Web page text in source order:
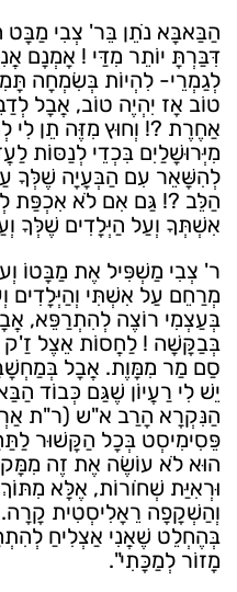
הַבַּאבָּא נֹתֵן בֵּר' צְבִי מַבָּט
דִּבַּרְתָּ יוֹתֵר מִדַּי ! אָמְנָם
לְגַמְרֵי- לִהְיוֹת בְּשִׂמְחָה
טוֹב אָז יִהְיֶה טוֹב, אֲבָל
אַחֶרֶת ?! וְחוּץ מִזֶּה תֵן לִי
מִיְּרוּשָׁלַיִם בִּכְדֵי לְנַסּוֹת
לְהִשָּׁאֵר עִם הַבְּעָיָה שֶׁלְּךָ
הַלֵּב ?! גַּם אִם לֹא אִכְפַּת
אִשְׁתְּךָ וְעַל הַיְּלָדִים שֶׁלְּךָ
ר' צְבִי מַשְׁפִּיל אֶת מַבָּטוֹ
מְרַחֵם עַל אִשְׁתִּי וְהַיְּלָדִים
בְּעַצְמִי רוֹצֶה לְהִתְרַפֵּא,
בְּבַקָּשָׁה ! לַחֲסוֹת אֵצֶל זַ'ק
סַם מַר מִמָּוֶת. אֲבָל
יֵשׁ לִי רַעֲיוֹן שֶׁגַּם כְּבוֹד
הַנִּקְרָא הָרַב א"ש (ר"ת
פֵּסִימִיסְט בְּכָל הַקָּשׁוּר
הוּא לֹא עוֹשֶׂה אֶת זֶה
וּרְאִיַּת שְׁחֹורוֹת, אֶלָּא
וְהַשְׁקָפָה רֵאָלִיסְטִית קָרָה.
בְּהֶחְלֵט שֶׁאֲנִי אַצְלִיחַ
מָזוֹר לְמַכָּתִי".